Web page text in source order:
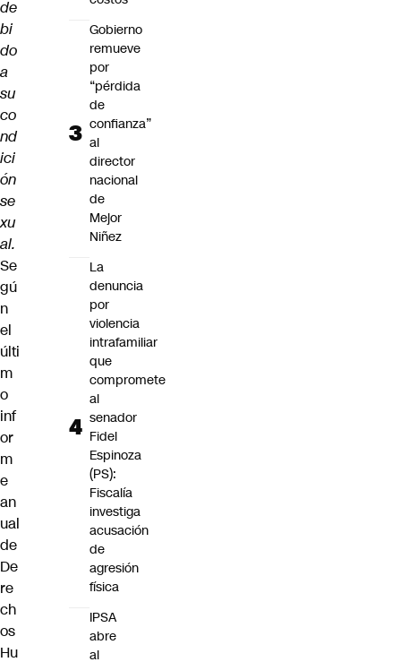
de
bi
do
a
su
co
nd
ici
ón
se
xu
al.
Se
gú
n
el
últi
m
o
inf
or
m
e
an
ual
de
De
re
ch
os
Hu
Gobierno
remueve
por
“pérdida
de
confianza”
al
director
nacional
de
Mejor
Niñez
La
denuncia
por
violencia
intrafamiliar
que
compromete
al
senador
Fidel
Espinoza
(PS):
Fiscalía
investiga
acusación
de
agresión
física
IPSA
abre
al